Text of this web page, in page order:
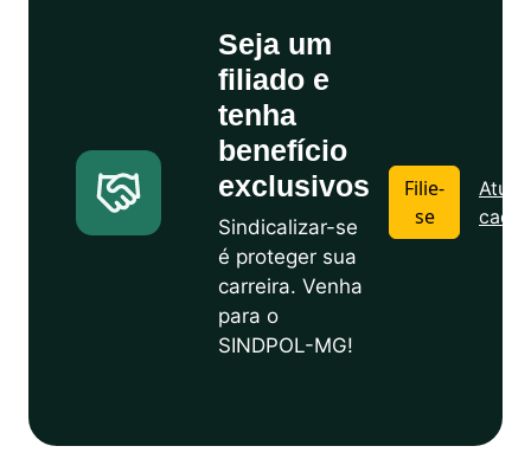
Seja um
filiado e
tenha
benefício
exclusivos
Sindicalizar-se
é proteger sua
carreira. Venha
para o
SINDPOL-MG!
Filie-
se